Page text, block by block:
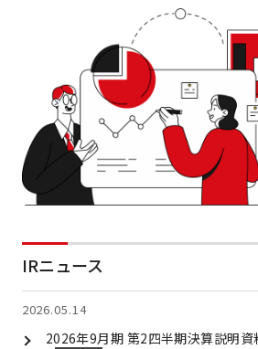
IRニュース
2026.05.14
2026年9月期 第2四半期決算説明資